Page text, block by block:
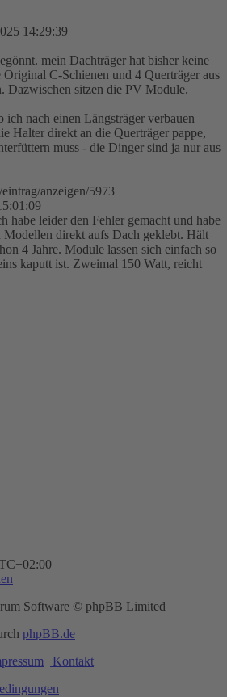
14:29:39
mein Dachträger hat bisher keine
C-Schienen und 4 Querträger aus
Dazwischen sitzen die PV Module.
ich nach einen Längsträger verbauen
Halter direkt an die Querträger pappe,
muss - die Dinger sind ja nur aus
anzeigen/5973
habe leider den Fehler gemacht und habe
direkt aufs Dach geklebt. Hält
4 Jahre. Module lassen sich einfach so
kaputt ist. Zweimal 150 Watt, reicht
Software © phpBB Limited
phpBB.de
| Kontakt